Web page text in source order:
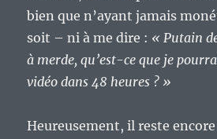
bien que n’ayant jamais
soit – ni à me dire : « Putain
à merde, qu’est-ce que je
vidéo dans 48 heures ? »
Heureusement, il reste